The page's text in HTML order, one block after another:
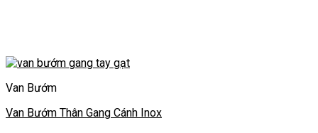
Van Bướm
Van Bướm Thân Gang Cánh Inox